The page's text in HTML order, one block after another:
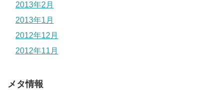
2013年2月
2013年1月
2012年12月
2012年11月
メタ情報